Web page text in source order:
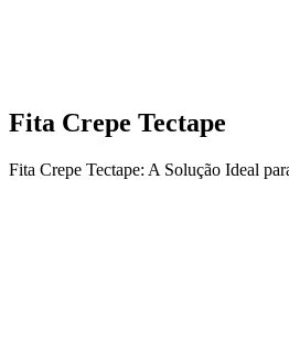
Fita Crepe Tectape
Fita Crepe Tectape: A Solução Ideal